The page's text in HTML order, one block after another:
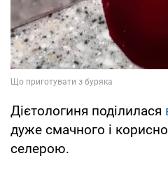
Дієтологиня поділилася
дуже смачного і
селерою.